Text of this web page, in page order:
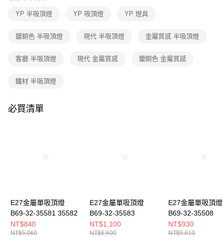
１．於結帳方式選擇「AFTEE先享後付」後，將跳轉至「AFTEE先享後付」
２．訂單成立數日內，您將收到繳費通知簡訊。
３．收到繳費通知簡訊後14天內，點擊此簡訊中的連結，可透過四大超商／
※ 請注意：結帳手續完成當下不需立刻繳費，但若您需要取消訂單，請聯絡
後付繳納相關費用。
※ 交易是否成功請以「AFTEE先享後付 」之結帳頁面顯示為準，若有關於
客戶支援中心」
４．使用「AFTEE先享後付」時，將依據個別帳號之用戶狀況，依本公司即
時審查核予不同之上限額度；若仍有額度不足之情形，本公司將視審查結果
請求用戶進行身份認證。
５．嚴禁一人註冊多個帳號或使用他人資訊註冊。若發現惡意使用之情形，
YP 半吸頂燈 YP 吸頂燈 YP 燈具
鍍銅色 半吸頂燈 現代 半吸頂燈 金屬質感 半吸頂燈
客廳 半吸頂燈 現代 金屬質感 鍍銅色 金屬質感
鐵材 半吸頂燈
必買清單
E27金屬單吸頂燈
B69-32-35581 35582
NT$840
NT$5,060
E27金屬單吸頂燈
B69-32-35583
NT$1,100
NT$6,600
E27金屬單吸頂燈
B69-32-35508
NT$930
NT$5,610